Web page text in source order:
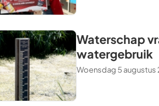
Waterschap
watergebruik
Woensdag 5 augustus